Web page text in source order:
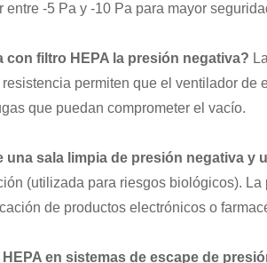
-5 Pa y -10 Pa para mayor
con filtro HEPA la presión negativa?
permiten que el ventilador de
que puedan comprometer el vacío.
una sala limpia de presión negativa y
(utilizada para riesgos biológicos).
de productos electrónicos o
en sistemas de escape de